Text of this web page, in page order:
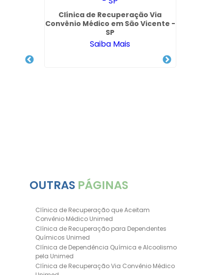
Clínica de Recuperação Via
Convênio Médico em São Vicente -
SP
Saiba Mais
OUTRAS PÁGINAS
Clínica de Recuperação que Aceitam
Convênio Médico Unimed
Clínica de Recuperação para Dependentes
Químicos Unimed
Clínica de Dependência Química e Alcoolismo
pela Unimed
Clínica de Recuperação Via Convênio Médico